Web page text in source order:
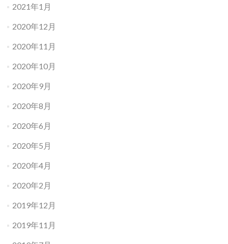
2021年1月
2020年12月
2020年11月
2020年10月
2020年9月
2020年8月
2020年6月
2020年5月
2020年4月
2020年2月
2019年12月
2019年11月